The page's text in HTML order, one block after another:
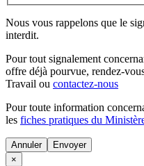
Nous vous rappelons que le
interdit.
Pour tout signalement
offre déjà pourvue, rendez-
Travail ou contactez-nous
Pour toute information
les fiches pratiques du
Annuler
×